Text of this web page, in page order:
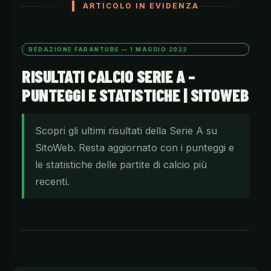
ARTICOLO IN EVIDENZA
REDAZIONE FARANTUBE — 1 MAGGIO 2023
RISULTATI CALCIO SERIE A –
PUNTEGGI E STATISTICHE | SITOWEB
Scopri gli ultimi risultati della Serie A su
SitoWeb. Resta aggiornato con i punteggi e
le statistiche delle partite di calcio più
recenti.